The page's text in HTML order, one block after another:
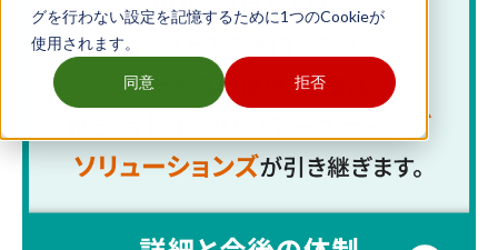
グを行わない設定を記憶するために1つのCookieが
使用されます。
同意 拒否